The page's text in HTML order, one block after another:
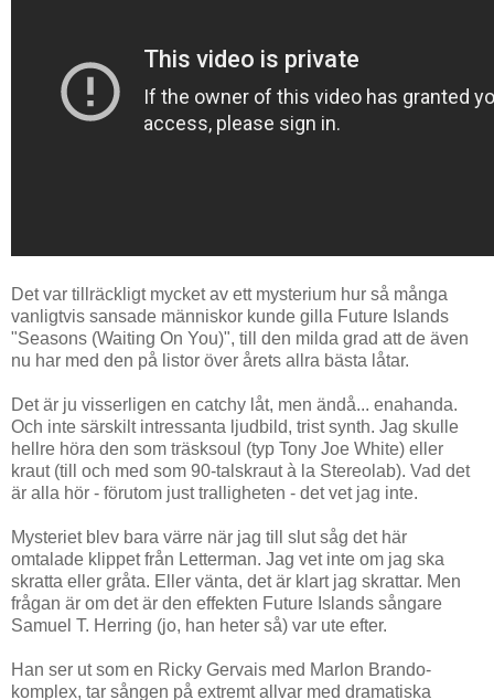
Det var tillräckligt mycket av ett mysterium hur så många
vanligtvis sansade människor kunde gilla Future Islands
"Seasons (Waiting On You)", till den milda grad att de även
nu har med den på listor över årets allra bästa låtar.
Det är ju visserligen en catchy låt, men ändå... enahanda.
Och inte särskilt intressanta ljudbild, trist synth. Jag skulle
hellre höra den som träsksoul (typ Tony Joe White) eller
kraut (till och med som 90-talskraut à la Stereolab). Vad det
är alla hör - förutom just tralligheten - det vet jag inte.
Mysteriet blev bara värre när jag till slut såg det här
omtalade klippet från Letterman. Jag vet inte om jag ska
skratta eller gråta. Eller vänta, det är klart jag skrattar. Men
frågan är om det är den effekten Future Islands sångare
Samuel T. Herring (jo, han heter så) var ute efter.
Han ser ut som en Ricky Gervais med Marlon Brando-
komplex, tar sången på extremt allvar med dramatiska